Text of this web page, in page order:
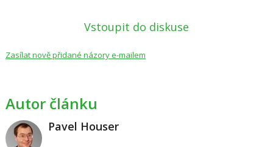
Vstoupit do diskuse
Zasílat nově přidané názory e-mailem
Autor článku
Pavel Houser